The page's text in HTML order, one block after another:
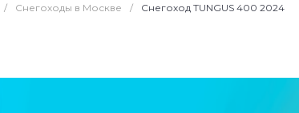
/ Снегоходы в Москве / Снегоход TUNGUS 400 2024